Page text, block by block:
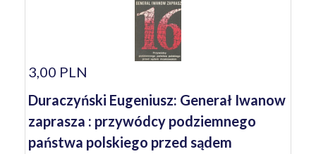
3,00 PLN
Duraczyński Eugeniusz: Generał Iwanow
zaprasza : przywódcy podziemnego
państwa polskiego przed sądem